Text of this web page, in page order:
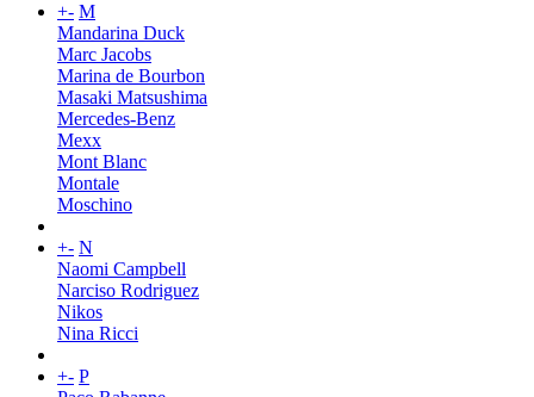
+- M
Mandarina Duck
Marc Jacobs
Marina de Bourbon
Masaki Matsushima
Mercedes-Benz
Mexx
Mont Blanc
Montale
Moschino
+- N
Naomi Campbell
Narciso Rodriguez
Nikos
Nina Ricci
+- P